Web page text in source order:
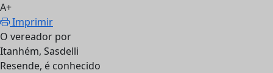
A+
Imprimir
O vereador por
Itanhém, Sasdelli
Resende, é conhecido